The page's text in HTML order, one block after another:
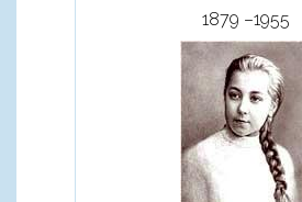
1879 –1955